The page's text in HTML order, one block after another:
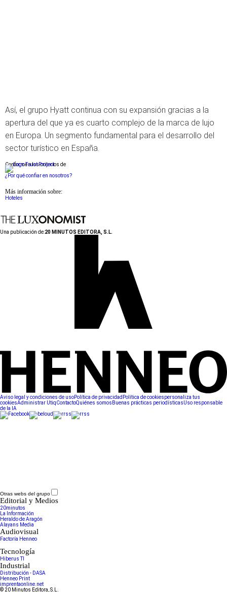
Así, el grupo Hyatt continua con su expansión gracias a la
apertura del que ya es cuarto complejo de la marca de lujo
en Europa. Un segmento fundamental para el desarrollo del
sector turístico en España.
Conforme a los criterios de
¿Por qué confiar en nosotros?
Más información sobre:
Hoteles
Una publicación de:20 MINUTOS EDITORA, S.L.
Aviso legal y condiciones de usoPolítica de privacidad Política de cookiespersonaliza tus
cookiesAdministrar UtiqContactoQuiénes somos Buenas prácticas periodísticasUso responsable
de la IA
Otras webs del grupo
Editorial y Medios
20minutos
La Información
Heraldo de Aragón
Alayans Media
Audiovisual
Factoría Henneo
Tecnología
Hiberus TI
Industrial
Distribución - DASA
Henneo Print
imprentaonline.net
© 20 Minutos Editora, S.L.